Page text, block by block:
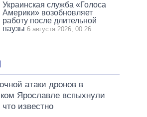
Украинская служба «Голоса
Америки» возобновляет
работу после длительной
паузы 6 августа 2026, 00:26
атаки дронов в
Ярославле вспыхнули
известно